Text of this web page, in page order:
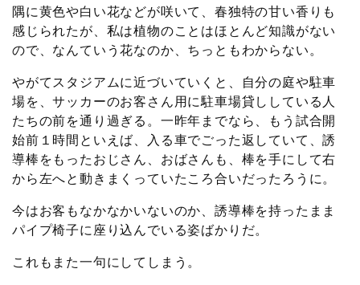
隅に黄色や白い花などが咲いて、春独特の甘い香りも
感じられたが、私は植物のことはほとんど知識がない
ので、なんていう花なのか、ちっともわからない。
やがてスタジアムに近づいていくと、自分の庭や駐車
場を、サッカーのお客さん用に駐車場貸ししている人
たちの前を通り過ぎる。一昨年までなら、もう試合開
始前１時間といえば、入る車でごった返していて、誘
導棒をもったおじさん、おばさんも、棒を手にして右
から左へと動きまくっていたころ合いだったろうに。
今はお客もなかなかいないのか、誘導棒を持ったまま
パイプ椅子に座り込んでいる姿ばかりだ。
これもまた一句にしてしまう。